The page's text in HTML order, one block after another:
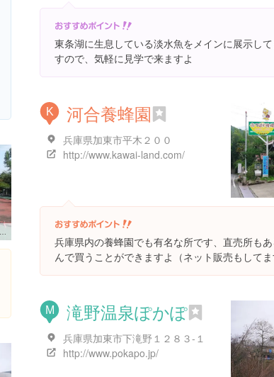
東条湖に生息している淡水魚をメインに展示し
すので、気軽に見学で来ますよ
K 河合養蜂園
兵庫県加東市平木２００
http://www.kawai-land.com/
兵庫県内の養蜂園でも有名な所です、直売所も
んで買うことができますよ（ネット販売もしてま
M 滝野温泉ぽかぽ
兵庫県加東市下滝野１２８３-１
http://www.pokapo.jp/